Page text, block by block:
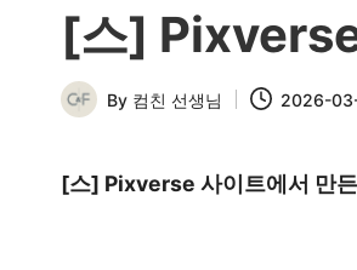
스
마
트
을
[스]
Posted
By 컴친 선생님 2026-
[스] Pixverse 사이트에서 만든